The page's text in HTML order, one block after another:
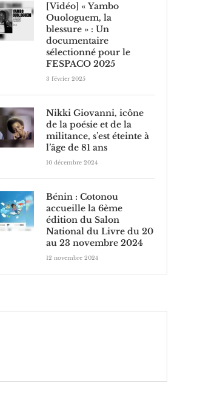
[Vidéo] « Yambo
Ouologuem, la
blessure » : Un
documentaire
sélectionné pour le
FESPACO 2025
3 février 2025
Nikki Giovanni, icône
de la poésie et de la
militance, s’est éteinte à
l’âge de 81 ans
10 décembre 2024
Bénin : Cotonou
accueille la 6ème
édition du Salon
National du Livre du 20
au 23 novembre 2024
12 novembre 2024